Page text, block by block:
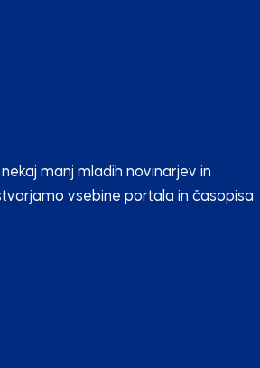
manj mladih novinarjev in
vsebine portala in časopisa